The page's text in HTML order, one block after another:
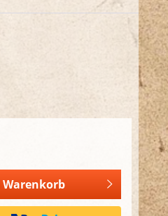
Warenkorb